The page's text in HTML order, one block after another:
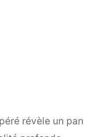
révèle un pan